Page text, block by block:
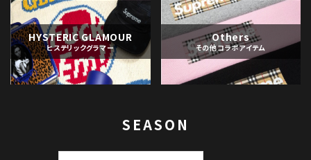
HYSTERIC GLAMOUR
ヒステリックグラマー
Others
その他コラボアイテム
SEASON